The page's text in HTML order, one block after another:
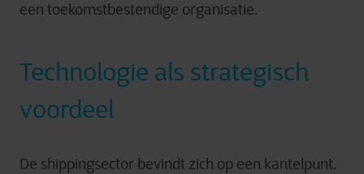
een toekomstbestendige organisatie.
Technologie als strategisch
voordeel
De shippingsector bevindt zich op een kantelpunt.